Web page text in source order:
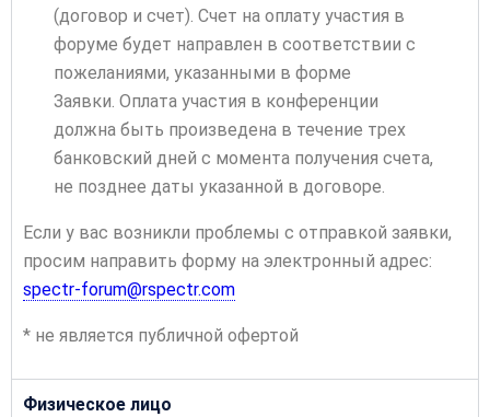
(договор и счет). Счет на оплату участия в
форуме будет направлен в соответствии с
пожеланиями, указанными в форме
Заявки. Оплата участия в конференции
должна быть произведена в течение трех
банковский дней с момента получения счета,
не позднее даты указанной в договоре.
Если у вас возникли проблемы с отправкой заявки,
просим направить форму на электронный адрес:
spectr-forum@rspectr.com
* не является публичной офертой
Физическое лицо